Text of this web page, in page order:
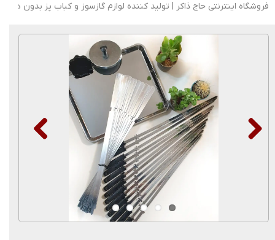
فروشگاه اینترنتی حاج ذاکر | تولید کننده لوازم گازسوز و کباب پز بدون دود